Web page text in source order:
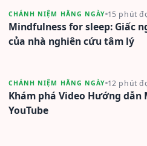
CHÁNH NIỆM HẰNG NGÀY 15 phút
Mindfulness for sleep: Giấc
của nhà nghiên cứu tâm lý
CHÁNH NIỆM HẰNG NGÀY 12 phút
Khám phá Video Hướng
YouTube